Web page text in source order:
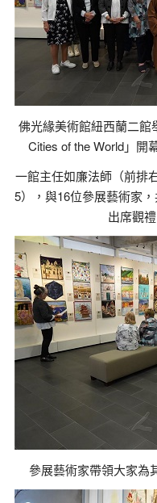
佛光緣美術館紐西蘭二
Cities of the World」開
一館主任如廉法師（前排
5），與16位參展藝術家
出席觀
參展藝術家帶領大家為